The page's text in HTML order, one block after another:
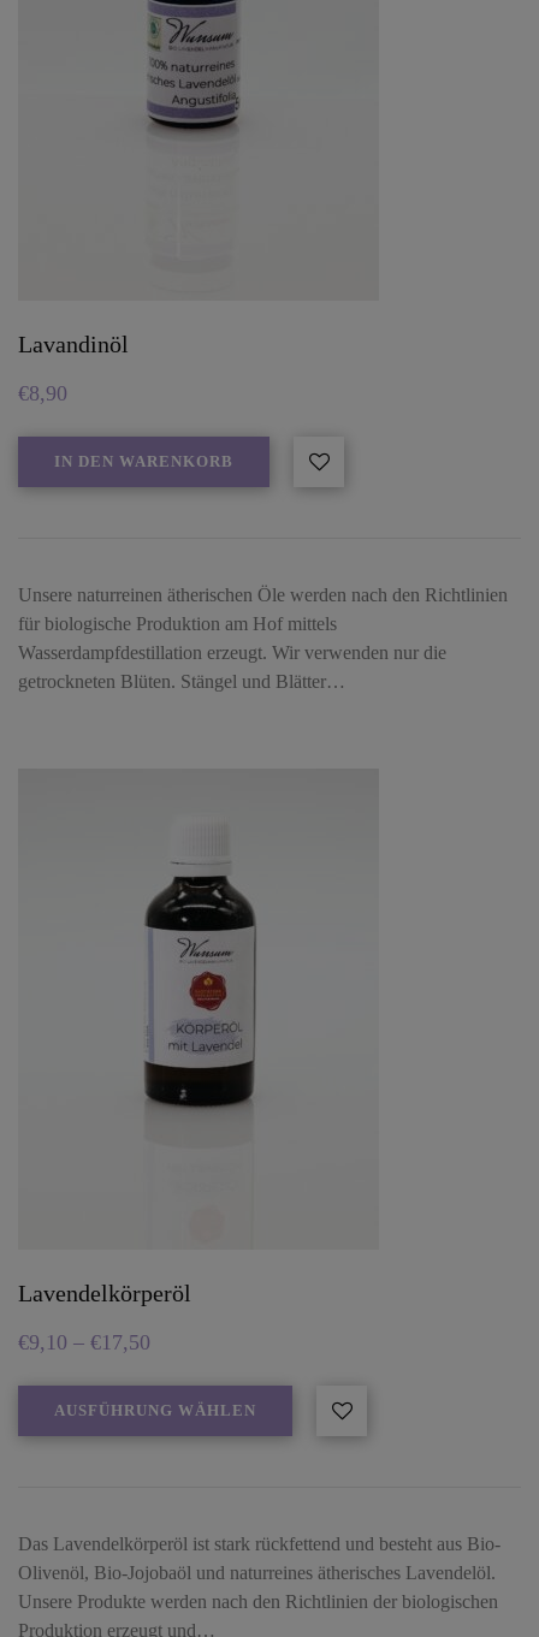
Lavandinöl
€8,90
IN DEN WARENKORB
Unsere naturreinen ätherischen Öle werden nach den Richtlinien
für biologische Produktion am Hof mittels
Wasserdampfdestillation erzeugt. Wir verwenden nur die
getrockneten Blüten. Stängel und Blätter…
Lavendelkörperöl
€9,10 – €17,50
AUSFÜHRUNG WÄHLEN
Das Lavendelkörperöl ist stark rückfettend und besteht aus Bio-
Olivenöl, Bio-Jojobaöl und naturreines ätherisches Lavendelöl.
Unsere Produkte werden nach den Richtlinien der biologischen
Produktion erzeugt und…